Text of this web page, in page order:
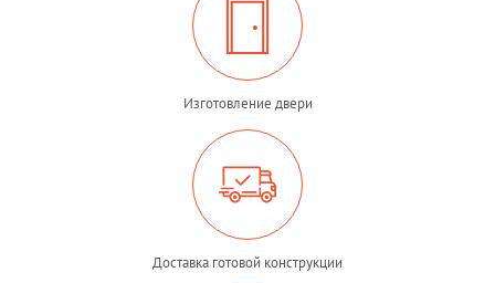
Изготовление двери
Доставка готовой конструкции